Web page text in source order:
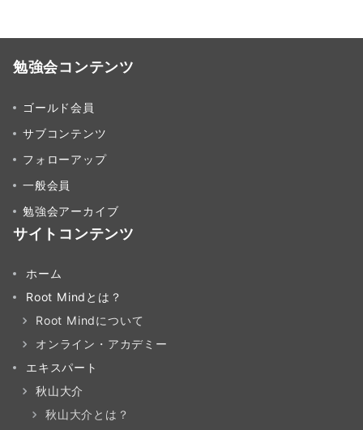
勉強会コンテンツ
ゴールド会員
サブコンテンツ
フォローアップ
一般会員
勉強会アーカイブ
サイトコンテンツ
ホーム
Root Mindとは？
Root Mindについて
オンライン・アカデミー
エキスパート
秋山大介
秋山大介とは？